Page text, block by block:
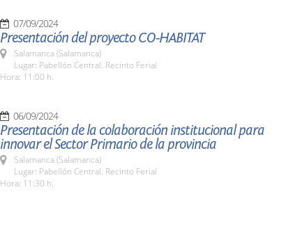
07/09/2024
Presentación del proyecto CO-HABITAT
Salamanca (Salamanca)
Lugar: Pabellón Central. Recinto Ferial
Hora: 11:00 h.
06/09/2024
Presentación de la colaboración institucional para
innovar el Sector Primario de la provincia
Salamanca (Salamanca)
Lugar: Pabellón Central. Recinto Ferial
Hora: 11:30 h.